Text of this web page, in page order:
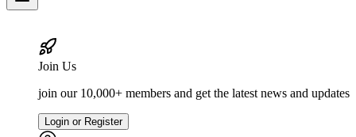
Join Us
join our 10,000+ members and get the latest news and updates
Login or Register